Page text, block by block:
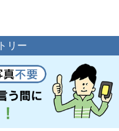
リー
の方はこちら
する